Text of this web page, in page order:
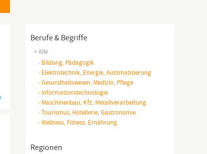
Berufe & Begriffe
+ Alle
-Bildung, Pädagogik
-Elektrotechnik, Energie, Automatisierung
-Gesundheitswesen, Medizin, Pflege
-Informationstechnologie
-Maschinenbau, Kfz, Metallverarbeitung
-Tourismus, Hotellerie, Gastronomie
-Wellness, Fitness, Ernährung
Regionen